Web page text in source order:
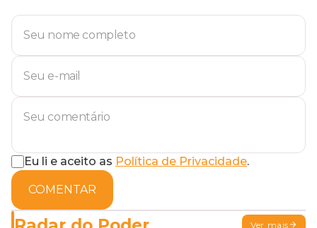
Eu li e aceito as Política de Privacidade.
COMENTAR
Ver mais